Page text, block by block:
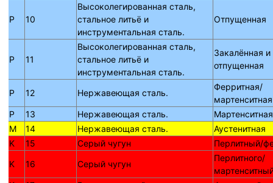
P 10
Высоколегированная сталь,
стальное литьё и
инструментальная сталь.
Отпущенная
P 11
Высоколегированная сталь,
стальное литьё и
инструментальная сталь.
Закалённая и
отпущенная
P 12 Нержавеющая сталь.
Ферритная/
мартенситная
P
13 Нержавеющая сталь.
Мартенситная
M
14 Нержавеющая сталь.
Аустенитная
K
15 Серый чугун
Перлитный/
K
16 Серый чугун
Перлитного/